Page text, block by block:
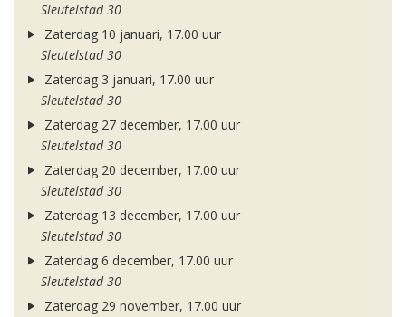
Sleutelstad 30
Zaterdag 10 januari, 17.00 uur
Sleutelstad 30
Zaterdag 3 januari, 17.00 uur
Sleutelstad 30
Zaterdag 27 december, 17.00 uur
Sleutelstad 30
Zaterdag 20 december, 17.00 uur
Sleutelstad 30
Zaterdag 13 december, 17.00 uur
Sleutelstad 30
Zaterdag 6 december, 17.00 uur
Sleutelstad 30
Zaterdag 29 november, 17.00 uur